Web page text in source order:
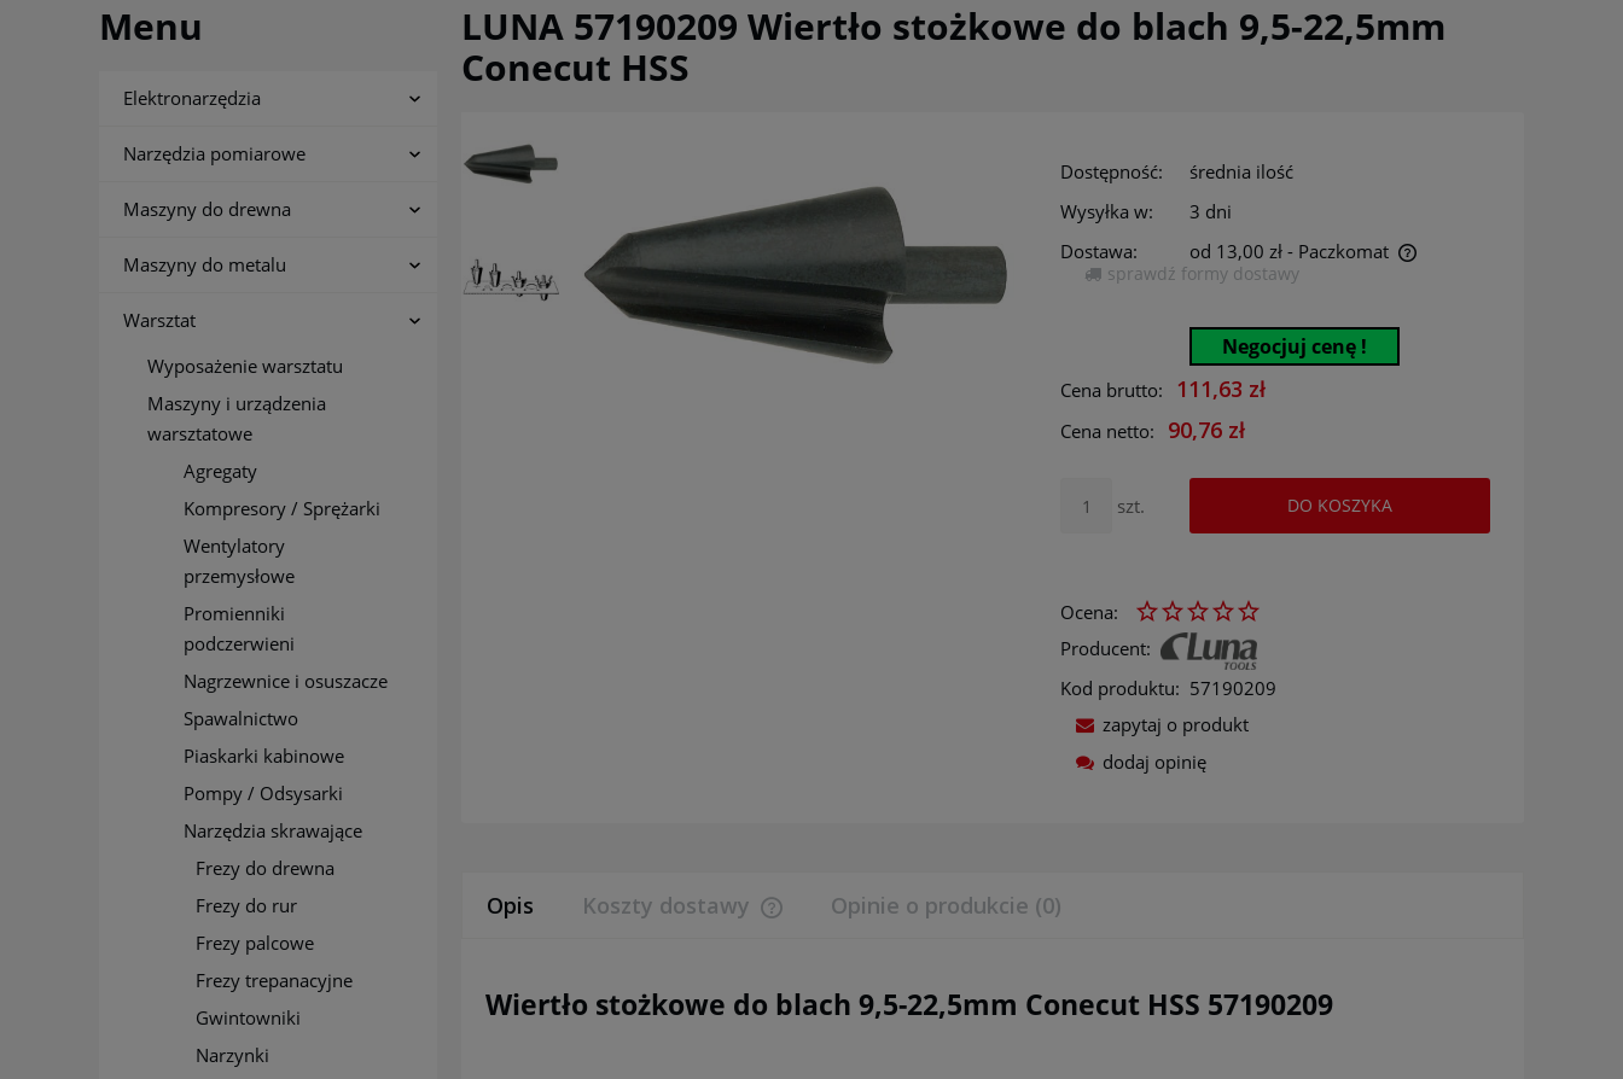
Menu
Elektronarzędzia
Narzędzia pomiarowe
Maszyny do drewna
Maszyny do metalu
Warsztat
Wyposażenie warsztatu
Maszyny i urządzenia
warsztatowe
Agregaty
Kompresory / Sprężarki
Wentylatory
przemysłowe
Promienniki
podczerwieni
Nagrzewnice i osuszacze
Spawalnictwo
Piaskarki kabinowe
Pompy / Odsysarki
Narzędzia skrawające
Frezy do drewna
Frezy do rur
Frezy palcowe
Frezy trepanacyjne
Gwintowniki
Narzynki
LUNA 57190209 Wiertło stożkowe do blach 9,5-22,5mm
Conecut HSS
Dostępność:
średnia ilość
Wysyłka w:
3 dni
Dostawa:
od 13,00 zł - Paczkomat
sprawdź formy dostawy
Negocjuj cenę !
Cena brutto: 111,63 zł
Cena netto: 90,76 zł
szt. DO KOSZYKA
Ocena:
Producent:
Kod produktu: 57190209
zapytaj o produkt
dodaj opinię
Opis Koszty dostawy
płatności
Opinie o produkcie (0)
Wiertło stożkowe do blach 9,5-22,5mm Conecut HSS 57190209